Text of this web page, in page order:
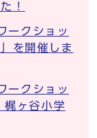
！
ークショッ
を開催しま
ークショッ
梶ヶ谷小学